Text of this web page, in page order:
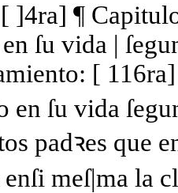
]4ra] ¶
ſu vida |
[
en ſu vida
padꝛes
meſ|ma la